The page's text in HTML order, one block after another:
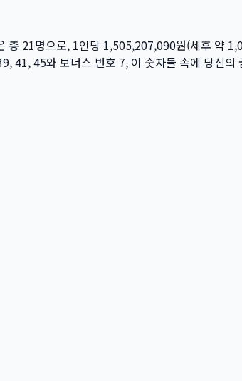
총 21명으로, 1인당 1,505,207,090원(세후 약
41, 45와 보너스 번호 7, 이 숫자들 속에 당신의